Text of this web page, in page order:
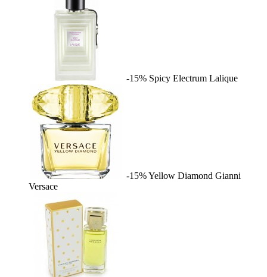
-15% Spicy Electrum Lalique
-15%Yellow Diamond Gianni
Versace